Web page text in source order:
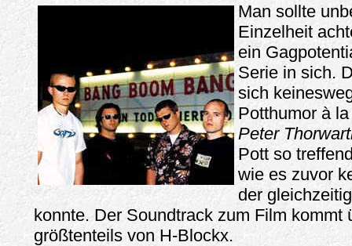
Man sollte
Einzelheit
ein
Serie in sich.
sich
Potthumor à
Peter
Pott so
wie es zuvor
der
konnte. Der Soundtrack zum Film kommt
größtenteils von H-Blockx.